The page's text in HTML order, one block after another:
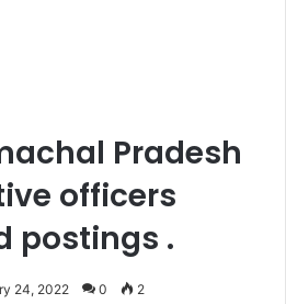
Pradesh
officers
postings .
24, 2022 0 2